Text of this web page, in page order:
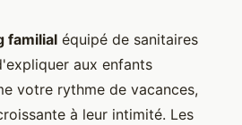
familial équipé de sanitaires
aux enfants
votre rythme de vacances,
à leur intimité. Les